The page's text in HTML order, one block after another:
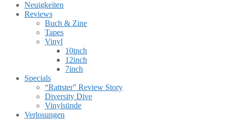
Neuigkeiten
Reviews
Buch & Zine
Tapes
Vinyl
10inch
12inch
7inch
Specials
“Rattster” Review Story
Diversity Dive
Vinylsünde
Verlosungen